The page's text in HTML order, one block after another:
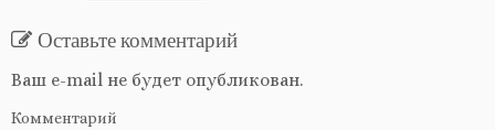
Оставьте комментарий
Ваш e-mail не будет опубликован.
Комментарий